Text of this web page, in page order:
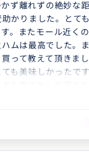
ず離れずの絶妙な
かりました。とて
。またモール近く
ムは最高でした。
って教えて頂きま
も美味しかったで